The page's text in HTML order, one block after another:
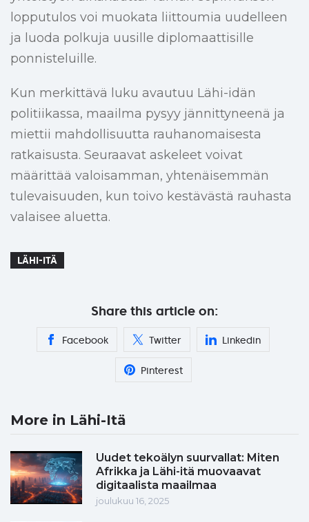
lopputulos voi muokata liittoumia uudelleen
ja luoda polkuja uusille diplomaattisille
ponnisteluille.
Kun merkittävä luku avautuu Lähi-idän
politiikassa, maailma pysyy jännittyneenä ja
miettii mahdollisuutta rauhanomaisesta
ratkaisusta. Seuraavat askeleet voivat
määrittää valoisamman, yhtenäisemmän
tulevaisuuden, kun toivo kestävästä rauhasta
valaisee aluetta.
LÄHI-ITÄ
Share this article on:
Facebook Twitter Linkedin
Pinterest
More in Lähi-Itä
Uudet tekoälyn suurvallat: Miten
Afrikka ja Lähi-itä muovaavat
digitaalista maailmaa
joulukuu 16, 2025